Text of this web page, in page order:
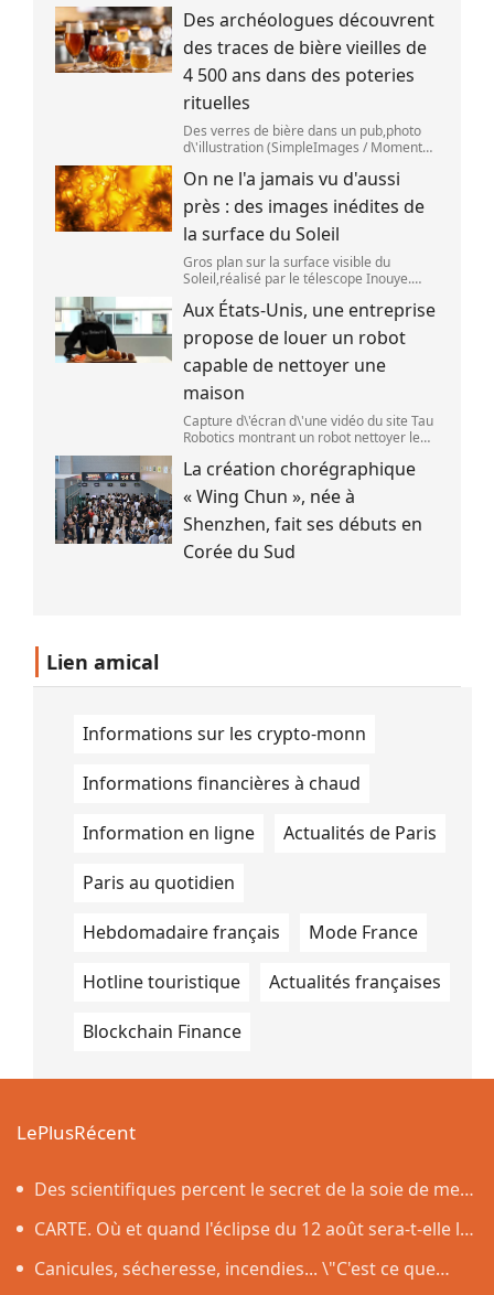
(SANKA VIDANAGAMA )
Des archéologues découvrent
des traces de bière vieilles de
4 500 ans dans des poteries
rituelles
Des verres de bière dans un pub,photo
d\'illustration (SimpleImages / Moment
alcoolisée du monde. Les premières
traces de bière ont été retrouvées ch
On ne l'a jamais vu d'aussi
près : des images inédites de
la surface du Soleil
Gros plan sur la surface visible du
Soleil,réalisé par le télescope Inouye.
(NSF/NSO/AURA/MPS) Certains se
préparent peut-être à photographier le
mieux possible l\'éclipse solaire,prévue le
1
Aux États-Unis, une entreprise
propose de louer un robot
capable de nettoyer une
maison
Capture d\'écran d\'une vidéo du site Tau
Robotics montrant un robot nettoyer le
Robotics)
La création chorégraphique
« Wing Chun », née à
Shenzhen, fait ses débuts en
Corée du Sud
Lien amical
Informations sur les crypto-monn
Informations financières à chaud
Information en ligne Actualités de Paris
Paris au quotidien
Hebdomadaire français Mode France
Hotline touristique Actualités françaises
Blockchain Finance
LePlusRécent
Des scientifiques percent le secret de la soie de mer,
le tissu qui a inspiré la légende de la toison d'or
CARTE. Où et quand l'éclipse du 12 août sera-t-elle la
plus impressionnante dans l'Hexagone ?
Canicules, sécheresse, incendies... \"C'est ce que